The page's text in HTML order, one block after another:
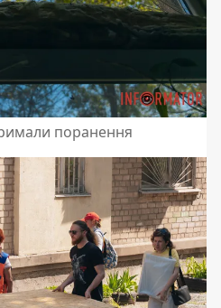
поранення